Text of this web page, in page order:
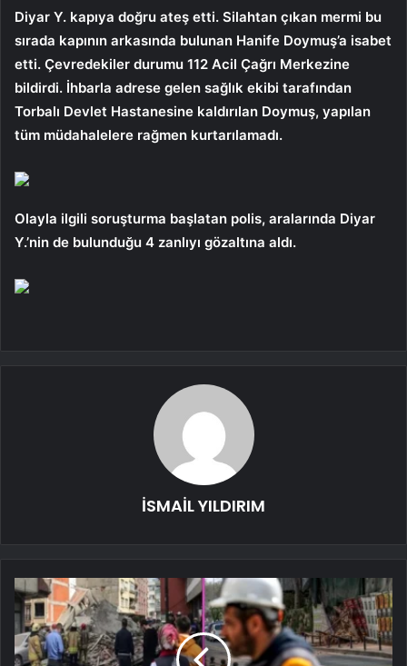
Diyar Y. kapıya doğru ateş etti. Silahtan çıkan mermi bu
sırada kapının arkasında bulunan Hanife Doymuş’a isabet
etti. Çevredekiler durumu 112 Acil Çağrı Merkezine
bildirdi. İhbarla adrese gelen sağlık ekibi tarafından
Torbalı Devlet Hastanesine kaldırılan Doymuş, yapılan
tüm müdahalelere rağmen kurtarılamadı.
Olayla ilgili soruşturma başlatan polis, aralarında Diyar
Y.’nin de bulunduğu 4 zanlıyı gözaltına aldı.
İSMAİL YILDIRIM